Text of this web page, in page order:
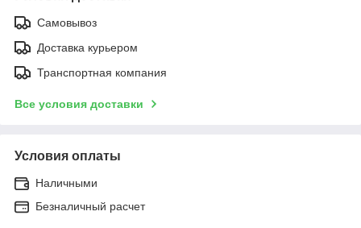
Самовывоз
Доставка курьером
Транспортная компания
Все условия доставки
Условия оплаты
Наличными
Безналичный расчет